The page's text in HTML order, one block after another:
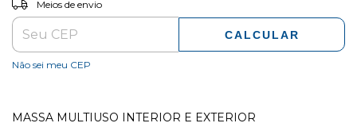
Meios de envio
CALCULAR
Não sei meu CEP
MASSA MULTIUSO INTERIOR E EXTERIOR